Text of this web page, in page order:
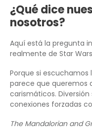
¿Qué dice
nosotros?
Aquí está la pregunta
realmente de Star
Porque si
parece que queremos
carismáticos.
conexiones forzadas
The Mandalorian and